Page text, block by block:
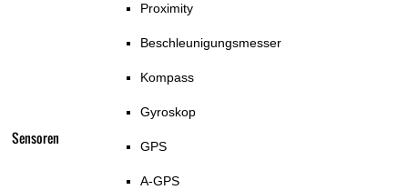
Sensoren
Proximity
Beschleunigungsmesser
Kompass
Gyroskop
GPS
A-GPS